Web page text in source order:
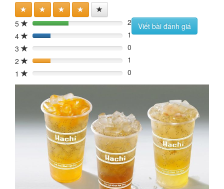
5 40%
2
4
20%
1
3
0%
0
2
20%
1
1
0% 0
Viết bài đánh giá